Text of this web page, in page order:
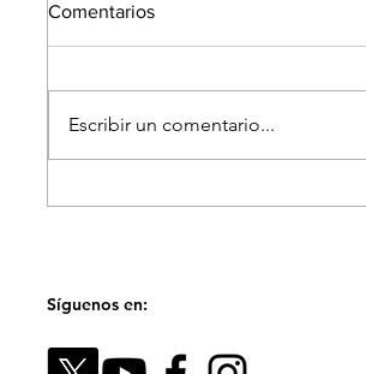
Comentarios
Escribir un comentario...
Síguenos en: